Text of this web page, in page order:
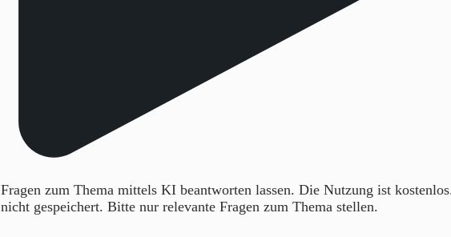
Fragen zum Thema mittels KI beantworten lassen. Die Nutzung ist
nicht gespeichert. Bitte nur relevante Fragen zum Thema stellen.